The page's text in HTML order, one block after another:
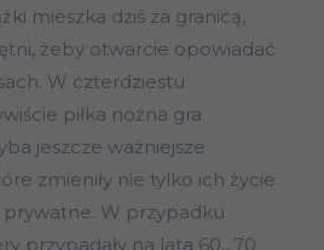
mieszka dziś za granicą,
żeby otwarcie opowiadać
W czterdziestu
piłka nożna gra
jeszcze ważniejsze
zmieniły nie tylko ich życie
W przypadku
przypadały na lata 60., 70.